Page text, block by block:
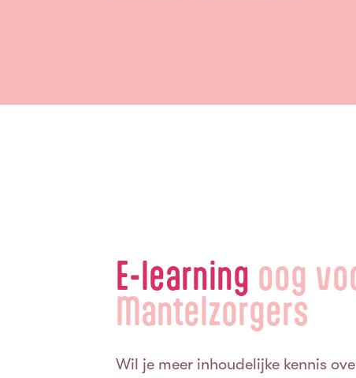
E-learning oog
Mantelzorgers
Wil je meer inhoudelijke kennis